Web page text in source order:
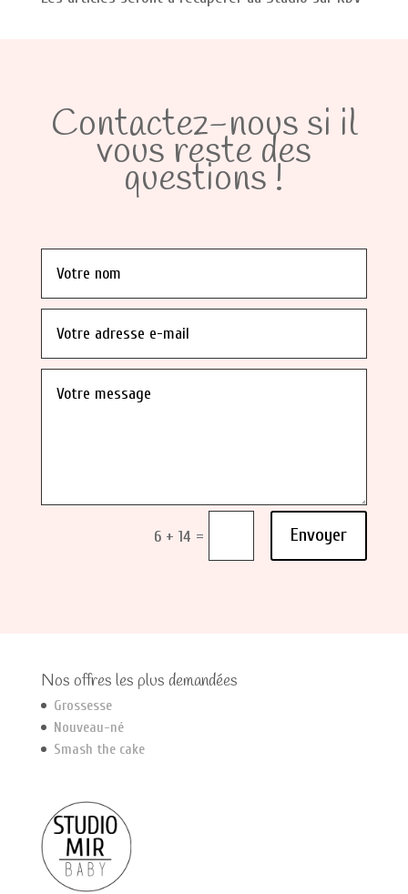
Contactez-nous si il
vous reste des
questions !
6 + 14 = Envoyer
Nos offres les plus demandées
Grossesse
Nouveau-né
Smash the cake